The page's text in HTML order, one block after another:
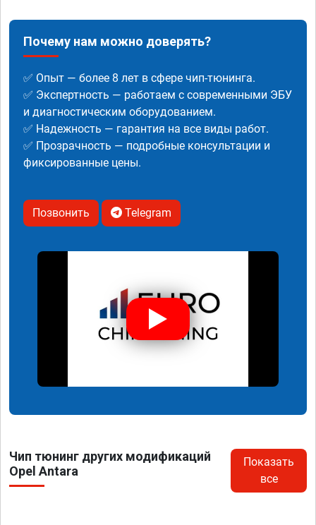
Почему нам можно доверять?
✅ Опыт — более 8 лет в сфере чип-тюнинга.
✅ Экспертность — работаем с современными ЭБУ
и диагностическим оборудованием.
✅ Надежность — гарантия на все виды работ.
✅ Прозрачность — подробные консультации и
фиксированные цены.
Позвонить Telegram
Чип тюнинг других модификаций
Opel Antara
Показать
все